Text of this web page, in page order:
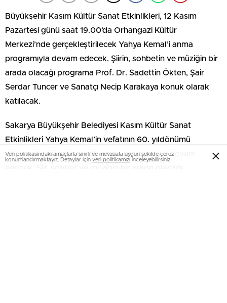
Büyükşehir Kasım Kültür Sanat Etkinlikleri, 12 Kasım
Pazartesi günü saat 19.00’da Orhangazi Kültür
Merkezi’nde gerçekleştirilecek Yahya Kemal’i anma
programıyla devam edecek. Şiirin, sohbetin ve müziğin bir
arada olacağı programa Prof. Dr. Sadettin Ökten, Şair
Serdar Tuncer ve Sanatçı Necip Karakaya konuk olarak
katılacak.
Sakarya Büyükşehir Belediyesi Kasım Kültür Sanat
Etkinlikleri Yahya Kemal’in vefatının 60. yıldönümü
dolayısıyla düzenlenecek anma programıyla devam
Veri politikasındaki amaçlarla sınırlı ve mevzuata uygun şekilde çerez
konumlandırmaktayız. Detaylar için veri politikamızı inceleyebilirsiniz